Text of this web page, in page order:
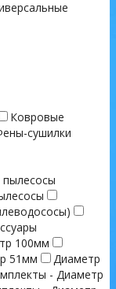
Ковровые
сушилки
100мм
51мм
Диаметр
- Диаметр